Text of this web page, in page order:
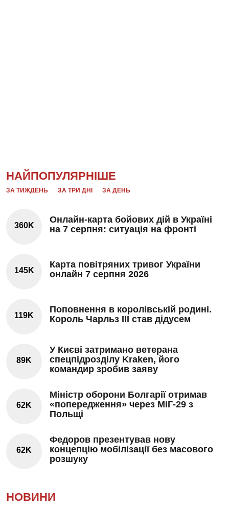
НАЙПОПУЛЯРНІШЕ
ЗА ТИЖДЕНЬ ЗА ТРИ ДНІ ЗА ДЕНЬ
360K
Онлайн-карта бойових дій в Україні
на 7 серпня: ситуація на фронті
145K
Карта повітряних тривог України
онлайн 7 серпня 2026
119K
Поповнення в королівській родині.
Король Чарльз III став дідусем
89K
У Києві затримано ветерана
спецпідрозділу Kraken, його
командир зробив заяву
62K
Міністр оборони Болгарії отримав
«попередження» через МіГ-29 з
Польщі
62K
Федоров презентував нову
концепцію мобілізації без масового
розшуку
НОВИНИ